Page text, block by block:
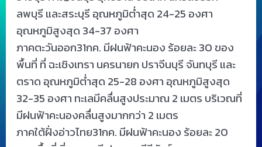
ลพบุรี และสระบุรี อุณหภูมิต่ำสุด 24-25 องศา
อุณหภูมิสูงสุด 34-37 องศา
ภาคตะวันออก31กค. มีฝนฟ้าคะนอง ร้อยละ 30 ของ
พื้นที่ ที่ ฉะเชิงเทรา นครนายก ปราจีนบุรี จันทบุรี และ
ตราด อุณหภูมิต่ำสุด 25-28 องศา อุณหภูมิสูงสุด
32-35 องศา ทะเลมีคลื่นสูงประมาณ 2 เมตร บริเวณที่
มีฝนฟ้าคะนองคลื่นสูงมากกว่า 2 เมตร
ภาคใต้ฝั่งอ่าวไทย31กค. มีฝนฟ้าคะนอง ร้อยละ 20